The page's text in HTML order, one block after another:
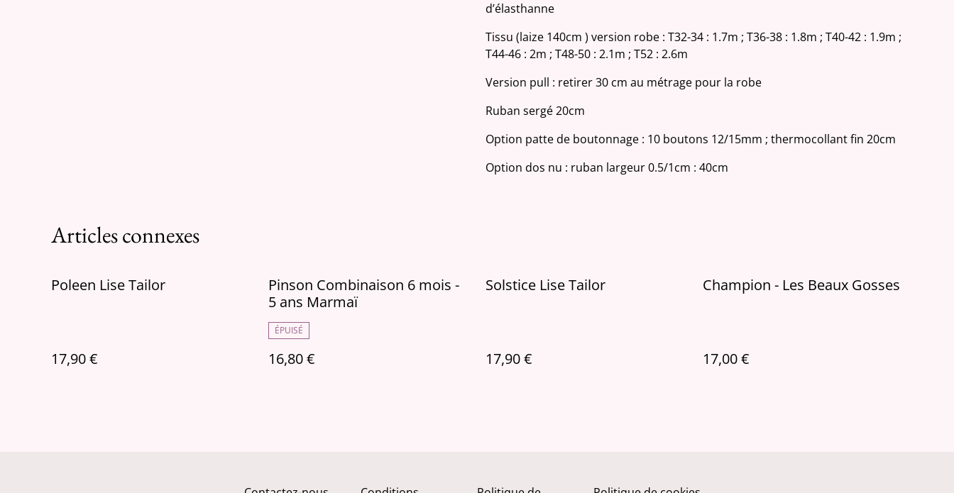
d’élasthanne
Tissu (laize 140cm ) version robe : T32-34 : 1.7m ; T36-38 : 1.8m ; T40-42 : 1.9m ;
T44-46 : 2m ; T48-50 : 2.1m ; T52 : 2.6m
Version pull : retirer 30 cm au métrage pour la robe
Ruban sergé 20cm
Option patte de boutonnage : 10 boutons 12/15mm ; thermocollant fin 20cm
Option dos nu : ruban largeur 0.5/1cm : 40cm
Articles connexes
Poleen Lise Tailor
17,90 €
Pinson Combinaison 6 mois -
5 ans Marmaï
ÉPUISÉ
16,80 €
Solstice Lise Tailor
17,90 €
Champion - Les Beaux Gosses
17,00 €